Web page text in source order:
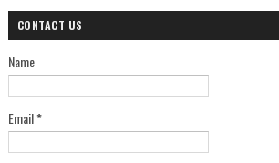
CONTACT US
Name
Email*